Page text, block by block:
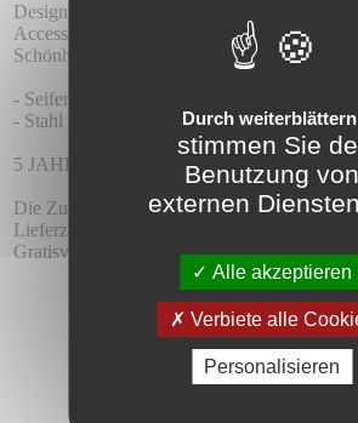
Design und Qualität vereinen sich zu neuen
Accessoires. Quadratische Designs und
Schönheit in das Badezimmerinterieur.
- Seifenschale vorne
- Stahl S.304
5 JAHRE GARANTIE.
Die Zustellung :
Lieferzeit 5-6 Tage.
Gratisversand.
Durch
stimmen Sie
Benutzung von
externen
Alle akzeptieren
Verbiete alle
Personalisieren